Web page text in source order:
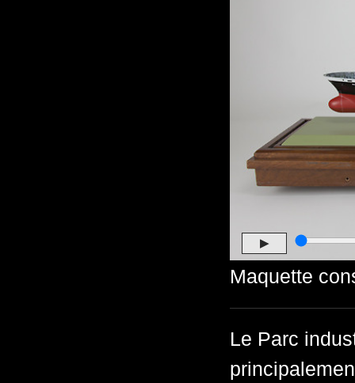
▶
Maquette
Le Parc